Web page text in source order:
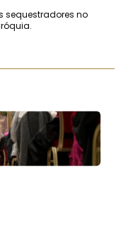
sequestradores no